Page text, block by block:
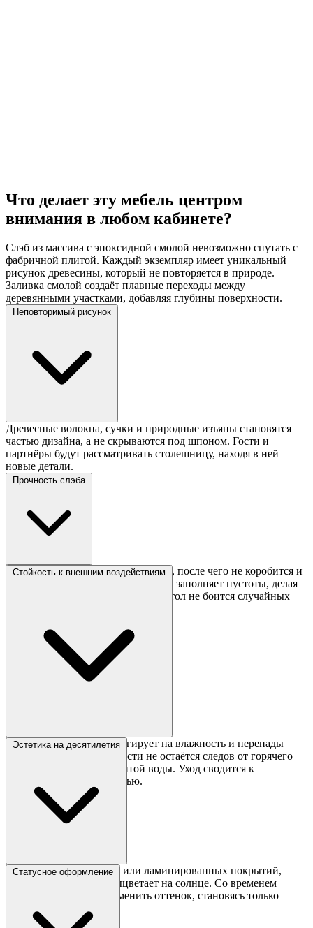
Что делает эту мебель центром
внимания в любом кабинете?
Слэб из массива с эпоксидной смолой невозможно спутать с
фабричной плитой. Каждый экземпляр имеет уникальный
рисунок древесины, который не повторяется в природе.
Заливка смолой создаёт плавные переходы между
деревянными участками, добавляя глубины поверхности.
Неповторимый рисунок
Древесные волокна, сучки и природные изъяны становятся
частью дизайна, а не скрываются под шпоном. Гости и
партнёры будут рассматривать столешницу, находя в ней
новые детали.
Прочность слэба
Массив проходит камерную сушку, после чего не коробится и
не даёт трещин. Эпоксидная смола заполняет пустоты, делая
поверхность монолитной. Такой стол не боится случайных
Стойкость к внешним воздействиям
Эпоксидная смола не реагирует на влажность и перепады
температур. На поверхности не остаётся следов от горячего
кофе или случайно пролитой воды. Уход сводится к
протиранию мягкой тканью.
Эстетика на десятилетия
В отличие от крашеных или ламинированных покрытий,
натуральный слэб не выцветает на солнце. Со временем
дерево может слегка изменить оттенок, становясь только
благороднее.
Статусное оформление